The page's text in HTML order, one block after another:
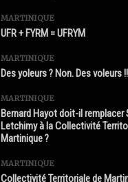
MARTINIQUE
UFR + FYRM = UFRYM
MARTINIQUE
Des yoleurs ? Non. Des voleurs
MARTINIQUE
Bernard Hayot doit-il remplacer
Letchimy à la Collectivité
Martinique ?
MARTINIQUE
Collectivité Territoriale de